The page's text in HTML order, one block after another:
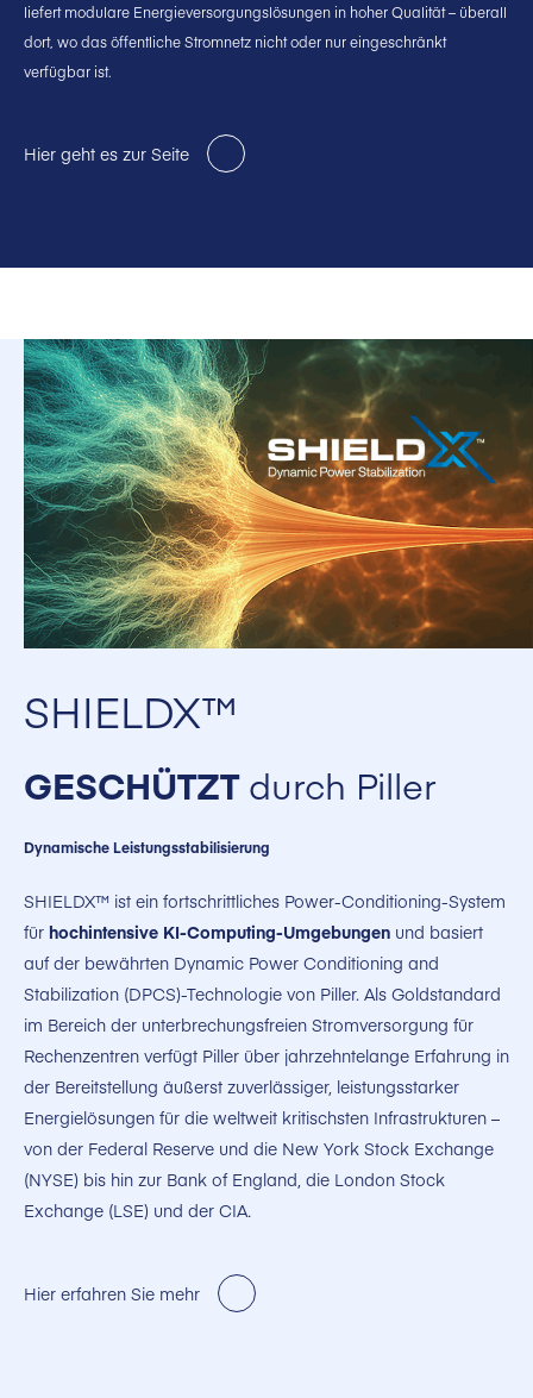
liefert modulare Energieversorgungslösungen in hoher Qualität – überall
dort, wo das öffentliche Stromnetz nicht oder nur eingeschränkt
verfügbar ist.
Hier geht es zur Seite
SHIELDX™
GESCHÜTZTdurch Piller
Dynamische Leistungsstabilisierung
SHIELDX™ ist ein fortschrittliches Power-Conditioning-System
für hochintensive KI-Computing-Umgebungen und basiert
auf der bewährten Dynamic Power Conditioning and
Stabilization (DPCS)-Technologie von Piller. Als Goldstandard
im Bereich der unterbrechungsfreien Stromversorgung für
Rechenzentren verfügt Piller über jahrzehntelange Erfahrung in
der Bereitstellung äußerst zuverlässiger, leistungsstarker
Energielösungen für die weltweit kritischsten Infrastrukturen –
von der Federal Reserve und die New York Stock Exchange
(NYSE) bis hin zur Bank of England, die London Stock
Exchange (LSE) und der CIA.
Hier erfahren Sie mehr